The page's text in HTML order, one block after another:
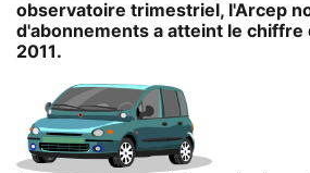
observatoire trimestriel, l'Arcep
d'abonnements a atteint le chiffre
2011.